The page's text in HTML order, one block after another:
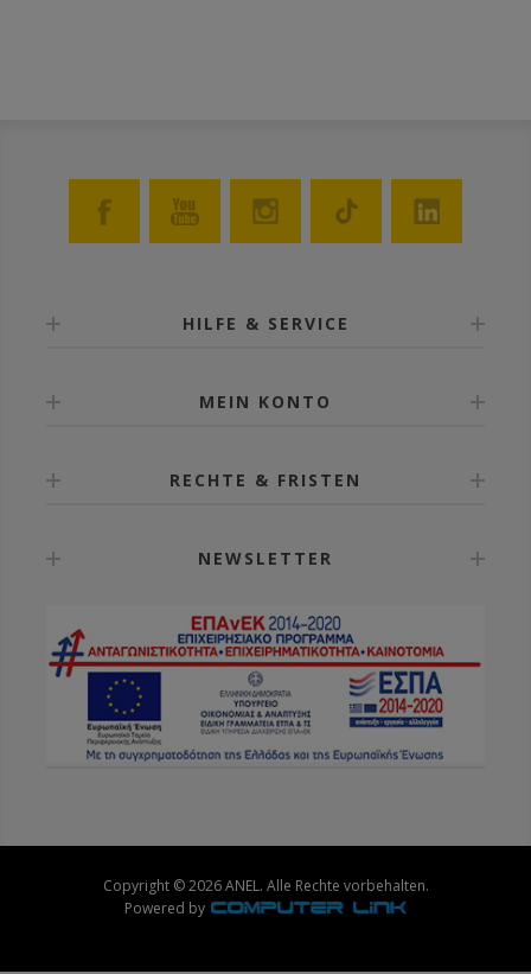
HILFE & SERVICE
MEIN KONTO
RECHTE & FRISTEN
NEWSLETTER
Copyright © 2026 ANEL. Alle Rechte vorbehalten.
Powered by